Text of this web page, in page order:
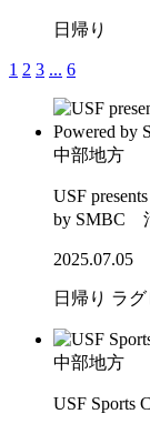
日帰り
1 2 3 ... 6
中部地方
USF
by SMBC
2025.07.05
日帰り ラ
中部地方
USF Sports